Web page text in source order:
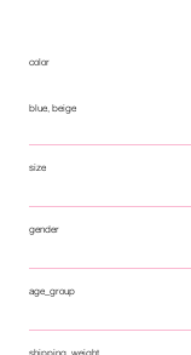
color
blue, beige
size
gender
age_group
shipping_weight